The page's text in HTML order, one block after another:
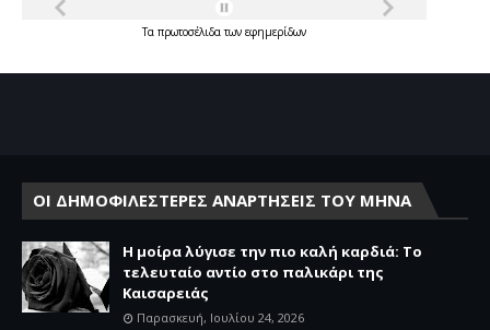
Τα πρωτοσέλιδατων εφημερίδων
ΟΙ ΔΗΜΟΦΙΛΕΣΤΕΡΕΣ ΑΝΑΡΤΗΣΕΙΣ ΤΟΥ ΜΗΝΑ
Η μοίρα λύγισε την πιο καλή καρδιά: Το
τελευταίο αντίο στο παλικάρι της
Καισαρειάς
Παρασκευή, Ιουλίου 24, 2026